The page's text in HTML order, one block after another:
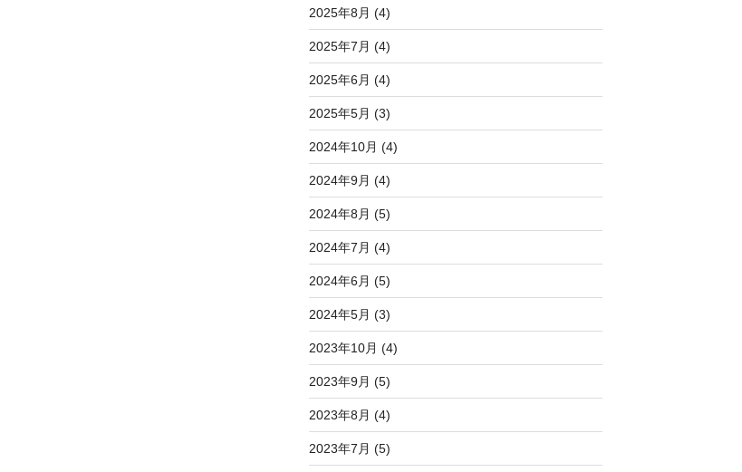
2025年8月 (4)
2025年7月 (4)
2025年6月 (4)
2025年5月 (3)
2024年10月 (4)
2024年9月 (4)
2024年8月 (5)
2024年7月 (4)
2024年6月 (5)
2024年5月 (3)
2023年10月 (4)
2023年9月 (5)
2023年8月 (4)
2023年7月 (5)